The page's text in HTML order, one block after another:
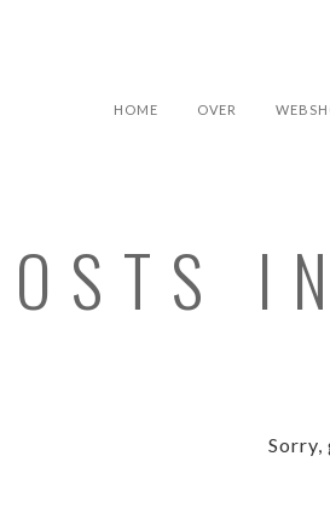
HOME OVER
Sorry,